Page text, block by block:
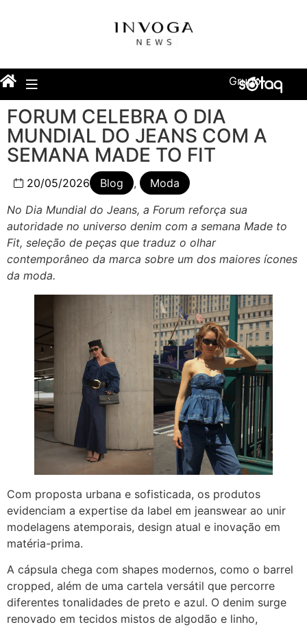
Grupo
FORUM CELEBRA O DIA
MUNDIAL DO JEANS COM A
SEMANA MADE TO FIT
20/05/2026 Blog ,
Moda
No Dia Mundial do Jeans, a Forum reforça sua
autoridade no universo denim com a semana Made to
Fit, seleção de peças que traduz o olhar
contemporâneo da marca sobre um dos maiores ícones
da moda.
Com proposta urbana e sofisticada, os produtos
evidenciam a expertise da label em jeanswear ao unir
modelagens atemporais, design atual e inovação em
matéria-prima.
A cápsula chega com shapes modernos, como o barrel
cropped, além de uma cartela versátil que percorre
diferentes tonalidades de preto e azul. O denim surge
renovado em tecidos mistos de algodão e linho,